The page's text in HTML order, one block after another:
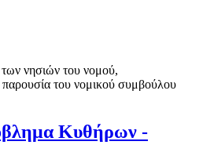
νησιών του νομού,
του νομικού συμβούλου
Κυθήρων -